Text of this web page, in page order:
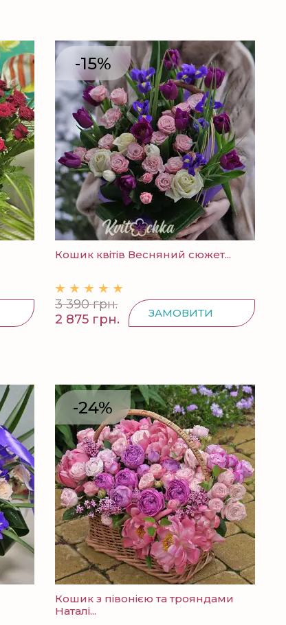
-15%
Кошик квітів Весняний сюжет...
3 390 грн.
2 875 грн.
ЗАМОВИТИ
-24%
Кошик з півонією та трояндами
Наталі...